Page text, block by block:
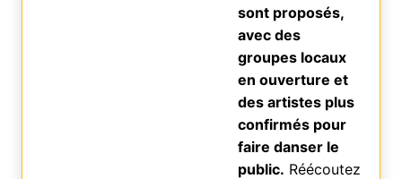
sont proposés,
avec des
groupes locaux
en ouverture et
des artistes plus
confirmés pour
faire danser le
public. Réécoutez